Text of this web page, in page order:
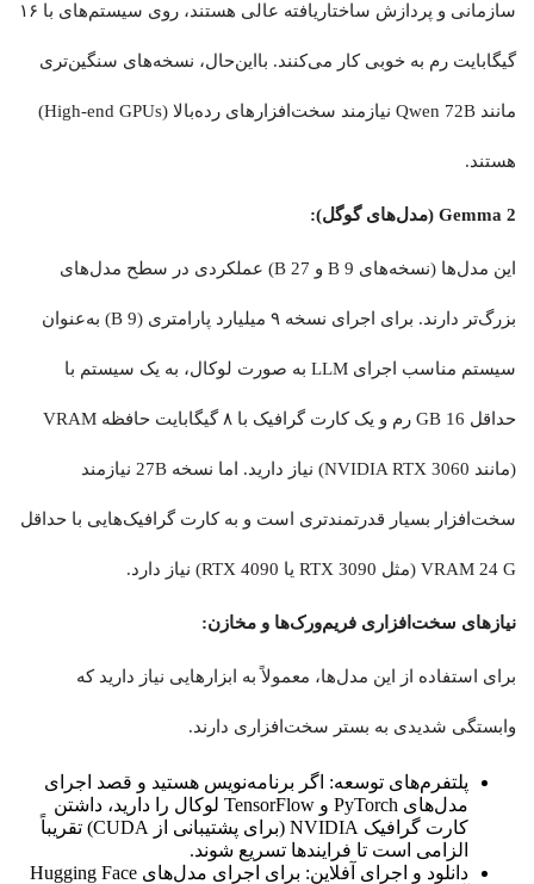
سازمانی و پردازش ساختاریافته عالی هستند، روی سیستم‌های با ۱۶
گیگابایت رم به خوبی کار می‌کنند. بااین‌حال، نسخه‌های سنگین‌تری
مانند Qwen 72B نیازمند سخت‌افزارهای رده‌بالا (High-end GPUs)
هستند.
Gemma 2 (مدل‌های گوگل):
این مدل‌ها (نسخه‌های 9 B و 27 B) عملکردی در سطح مدل‌های
بزرگ‌تر دارند. برای اجرای نسخه ۹ میلیارد پارامتری (9 B) به‌عنوان
سیستم مناسب اجرای LLM به صورت لوکال، به یک سیستم با
حداقل 16 GB رم و یک کارت گرافیک با ۸ گیگابایت حافظه VRAM
(مانند NVIDIA RTX 3060) نیاز دارید. اما نسخه 27B نیازمند
سخت‌افزار بسیار قدرتمندتری است و به کارت گرافیک‌هایی با حداقل
VRAM 24 G (مثل RTX 3090 یا RTX 4090) نیاز دارد.
نیازهای سخت‌افزاری فریم‌ورک‌ها و مخازن:
برای استفاده از این مدل‌ها، معمولاً به ابزارهایی نیاز دارید که
وابستگی شدیدی به بستر سخت‌افزاری دارند.
پلتفرم‌های توسعه: اگر برنامه‌نویس هستید و قصد اجرای
مدل‌های PyTorch و TensorFlow لوکال را دارید، داشتن
کارت گرافیک NVIDIA (برای پشتیبانی از CUDA) تقریباً
الزامی است تا فرایندها تسریع شوند.
دانلود و اجرای آفلاین: برای اجرای مدل‌های Hugging Face